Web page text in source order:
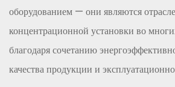
оборудованием — они являются
концентрационной установки во
благодаря сочетанию
качества продукции и